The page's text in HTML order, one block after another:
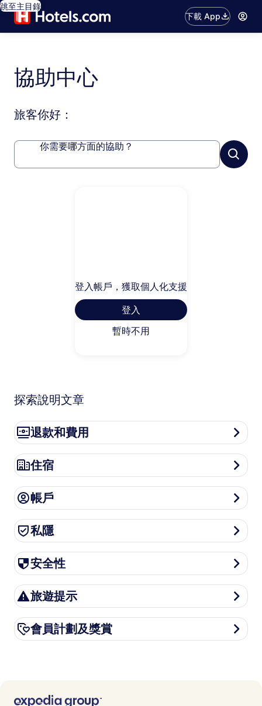
跳至主目錄
下載 App
協助中心
旅客你好：
你需要哪方面的協助？
登入帳戶，獲取個人化支援
登入
暫時不用
探索說明文章
退款和費用
退款和費用
住宿
住宿
帳戶
帳戶
私隱
私隱
安全性
安全性
旅遊提示
旅遊提示
會員計劃及獎賞
會員計劃及獎賞